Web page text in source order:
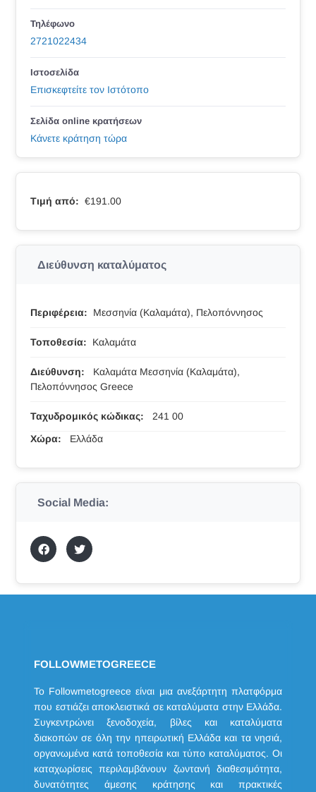
Τηλέφωνο
2721022434
Ιστοσελίδα
Επισκεφτείτε τον Ιστότοπο
Σελίδα online κρατήσεων
Κάνετε κράτηση τώρα
Τιμή από: €191.00
Διεύθυνση καταλύματος
Περιφέρεια: Μεσσηνία (Καλαμάτα), Πελοπόννησος
Τοποθεσία: Καλαμάτα
Διεύθυνση:
Καλαμάτα Μεσσηνία (Καλαμάτα),
Πελοπόννησος Greece
Ταχυδρομικός κώδικας:
241 00
Χώρα:
Ελλάδα
Social Media:
FOLLOWMETOGREECE
Το Followmetogreece είναι μια ανεξάρτητη πλατφόρμα
που εστιάζει αποκλειστικά σε καταλύματα στην Ελλάδα.
Συγκεντρώνει ξενοδοχεία, βίλες και καταλύματα
διακοπών σε όλη την ηπειρωτική Ελλάδα και τα νησιά,
οργανωμένα κατά τοποθεσία και τύπο καταλύματος. Οι
καταχωρίσεις περιλαμβάνουν ζωντανή διαθεσιμότητα,
δυνατότητες άμεσης κράτησης και πρακτικές